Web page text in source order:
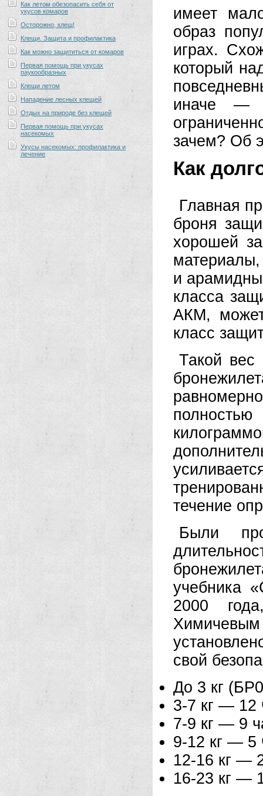
Как летом обезопасить себя от
укусов комаров
Осторожно, клещ!
Клещи. Защита и профилактика
Как можно защититься от комаров
Первая помощь при укусах
паукообразных
Клещи летом
Нападение лесных клещей
Отдых на природе без клещей
Первая помощь при укусах
насекомых
Укусы насекомых: профилактика и
лечение
имеет
образ
играх.
который
иначе —
зачем? Об
Как
Главная
броня
хорошей
и
класса
АКМ,
класс
Такой вес
течение
Были
учебника
2000
Химичевым
свой
До 3 кг
3-7 кг — 12
7-9 кг — 9
9-12 кг — 5
12-16 кг —
16-23 кг —